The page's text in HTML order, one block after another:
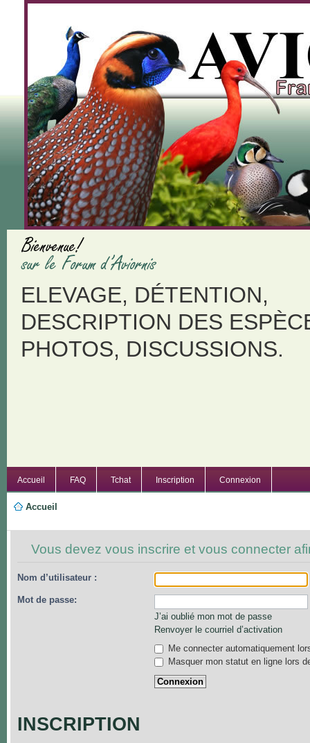
ELEVAGE, DÉTENTION,
DESCRIPTION DES
PHOTOS, DISCUSSIONS.
Accueil FAQ Tchat Inscription Connexion
Accueil
Vous devez vous inscrire et vous connecter
Nom d’utilisateur :
Mot de passe:
J’ai oublié mon mot de passe
Renvoyer le courriel d’activation
Me connecter automatiquement
Masquer mon statut en ligne lors
INSCRIPTION